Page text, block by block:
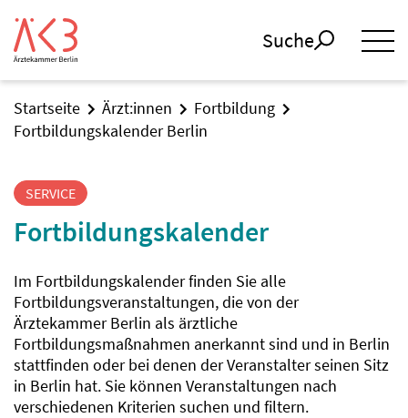
Suche
Startseite Ärzt:innen
Fortbildung
Fortbildungskalender Berlin
SERVICE
Fortbildungskalender
Im Fortbildungskalender finden Sie alle
Fortbildungsveranstaltungen, die von der
Ärztekammer Berlin als ärztliche
Fortbildungsmaßnahmen anerkannt sind und in Berlin
stattfinden oder bei denen der Veranstalter seinen Sitz
in Berlin hat. Sie können Veranstaltungen nach
verschiedenen Kriterien suchen und filtern.